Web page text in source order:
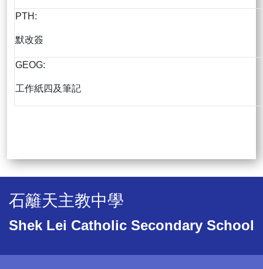
PTH:
默改簽
GEOG:
工作紙四及筆記
石籬天主教中學
Shek Lei Catholic Secondary School